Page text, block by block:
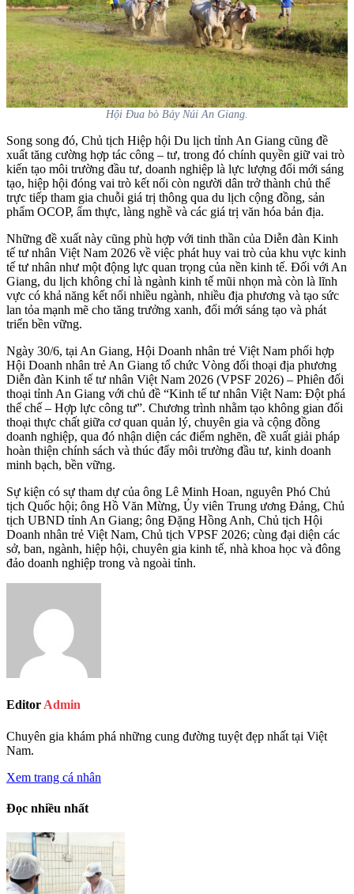
Hội Đua bò Bảy Núi An Giang.
Song song đó, Chủ tịch Hiệp hội Du lịch tỉnh An Giang cũng đề
xuất tăng cường hợp tác công – tư, trong đó chính quyền giữ vai trò
kiến tạo môi trường đầu tư, doanh nghiệp là lực lượng đổi mới sáng
tạo, hiệp hội đóng vai trò kết nối còn người dân trở thành chủ thể
trực tiếp tham gia chuỗi giá trị thông qua du lịch cộng đồng, sản
phẩm OCOP, ẩm thực, làng nghề và các giá trị văn hóa bản địa.
Những đề xuất này cũng phù hợp với tinh thần của Diễn đàn Kinh
tế tư nhân Việt Nam 2026 về việc phát huy vai trò của khu vực kinh
tế tư nhân như một động lực quan trọng của nền kinh tế. Đối với An
Giang, du lịch không chỉ là ngành kinh tế mũi nhọn mà còn là lĩnh
vực có khả năng kết nối nhiều ngành, nhiều địa phương và tạo sức
lan tỏa mạnh mẽ cho tăng trưởng xanh, đổi mới sáng tạo và phát
triển bền vững.
Ngày 30/6, tại An Giang, Hội Doanh nhân trẻ Việt Nam phối hợp
Hội Doanh nhân trẻ An Giang tổ chức Vòng đối thoại địa phương
Diễn đàn Kinh tế tư nhân Việt Nam 2026 (VPSF 2026) – Phiên đối
thoại tỉnh An Giang với chủ đề “Kinh tế tư nhân Việt Nam: Đột phá
thể chế – Hợp lực công tư”. Chương trình nhằm tạo không gian đối
thoại thực chất giữa cơ quan quản lý, chuyên gia và cộng đồng
doanh nghiệp, qua đó nhận diện các điểm nghẽn, đề xuất giải pháp
hoàn thiện chính sách và thúc đẩy môi trường đầu tư, kinh doanh
minh bạch, bền vững.
Sự kiện có sự tham dự của ông Lê Minh Hoan, nguyên Phó Chủ
tịch Quốc hội; ông Hồ Văn Mừng, Ủy viên Trung ương Đảng, Chủ
tịch UBND tỉnh An Giang; ông Đặng Hồng Anh, Chủ tịch Hội
Doanh nhân trẻ Việt Nam, Chủ tịch VPSF 2026; cùng đại diện các
sở, ban, ngành, hiệp hội, chuyên gia kinh tế, nhà khoa học và đông
đảo doanh nghiệp trong và ngoài tỉnh.
EditorAdmin
Chuyên gia khám phá những cung đường tuyệt đẹp nhất tại Việt
Nam.
Xem trang cá nhân
Đọc nhiều nhất